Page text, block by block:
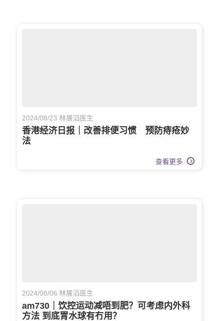
2024/08/23 林展滔医生
香港经济日报｜改善排便习惯 预防痔疮妙
法
查看更多
2024/08/06 林展滔医生
am730｜饮控运动减唔到肥？可考虑内外科
方法 到底胃水球有冇用？